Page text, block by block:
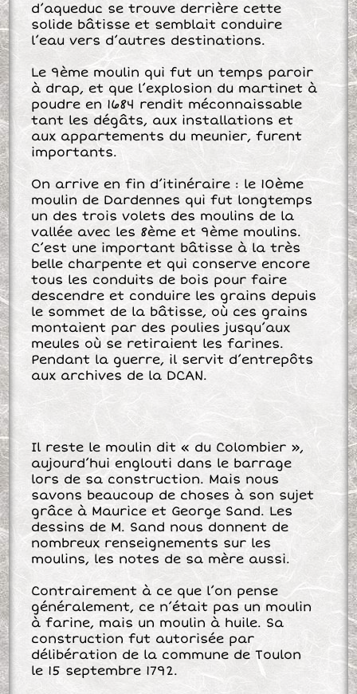
d’aqueduc se trouve derrière cette
solide bâtisse et semblait conduire
l’eau vers d’autres destinations.
Le 9ème moulin qui fut un temps paroir
à drap, et que l’explosion du martinet à
poudre en 1684 rendit méconnaissable
tant les dégâts, aux installations et
aux appartements du meunier, furent
importants.
On arrive en fin d’itinéraire : le 10ème
moulin de Dardennes qui fut longtemps
un des trois volets des moulins de la
vallée avec les 8ème et 9ème moulins.
C’est une important bâtisse à la très
belle charpente et qui conserve encore
tous les conduits de bois pour faire
descendre et conduire les grains depuis
le sommet de la bâtisse, où ces grains
montaient par des poulies jusqu’aux
meules où se retiraient les farines.
Pendant la guerre, il servit d’entrepôts
aux archives de la DCAN.
Il reste le moulin dit « du Colombier »,
aujourd’hui englouti dans le barrage
lors de sa construction. Mais nous
savons beaucoup de choses à son sujet
grâce à Maurice et George Sand. Les
dessins de M. Sand nous donnent de
nombreux renseignements sur les
moulins, les notes de sa mère aussi.
Contrairement à ce que l’on pense
généralement, ce n’était pas un moulin
à farine, mais un moulin à huile. Sa
construction fut autorisée par
délibération de la commune de Toulon
le 15 septembre 1792.